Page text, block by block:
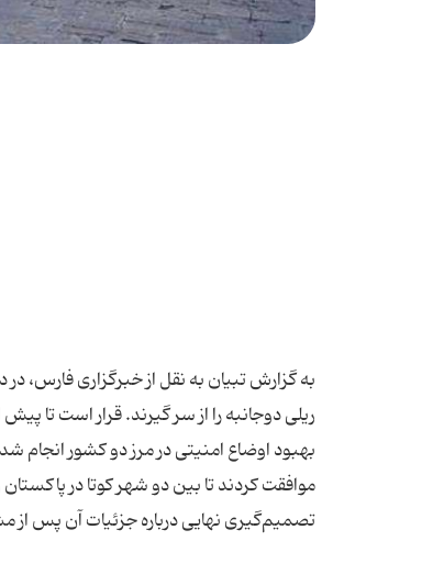
به گزارش تبیان به نقل از خبرگزاری فارس،
ریلی دوجانبه را از سر گیرند. قرار است تا
بهبود اوضاع امنیتی در مرز دو کشور
موافقت کردند تا بین دو شهر کوتا در
تصمیم‌گیری نهایی درباره جزئیات آن پس از